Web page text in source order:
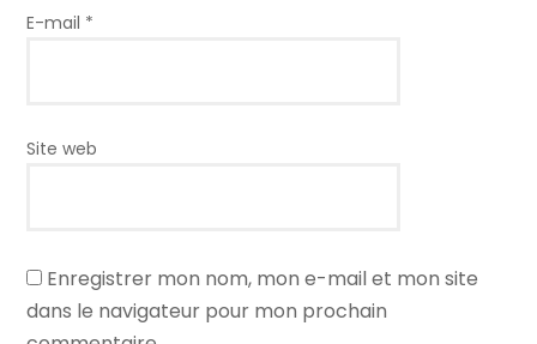
E-mail *
Site web
Enregistrer mon nom, mon e-mail et mon site
dans le navigateur pour mon prochain